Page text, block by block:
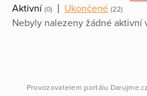
Aktivní (0) Ukončené (22)
Nebyly nalezeny žádné aktivní
Provozovatelem portálu Darujme.cz